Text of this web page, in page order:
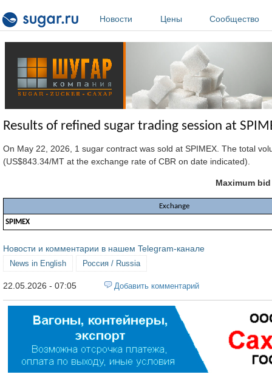
Новости
Цены Сообщество
Results of refined sugar trading session at
On May 22, 2026, 1 sugar contract was sold at SPIMEX. The total
(US$843.34/MT at the exchange rate of CBR on date indicated).
Maximum
Exchange
SPIMEX
Новости и комментарии в нашем Telegram-канале
News in English Россия / Russia
22.05.2026 - 07:05 Добавить комментарий